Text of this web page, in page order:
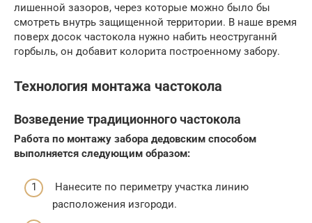
лишенной зазоров, через которые можно было бы
смотреть внутрь защищенной территории. В наше время
поверх досок частокола нужно набить неоструганнй
горбыль, он добавит колорита построенному забору.
Технология монтажа частокола
Возведение традиционного частокола
Работа по монтажу забора дедовским способом
выполняется следующим образом:
Нанесите по периметру участка линию
расположения изгороди.